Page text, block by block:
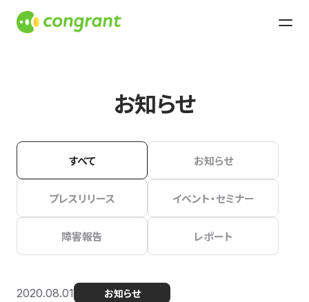
お知らせ
すべて お知らせ
プレスリリース イベント・セミナー
障害報告 レポート
2020.08.01 お知らせ